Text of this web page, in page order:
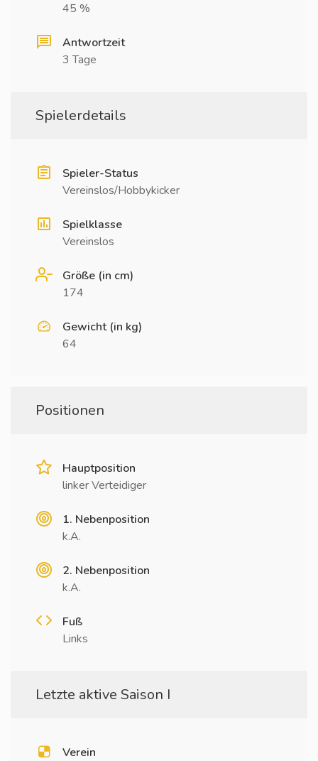
45 %
Antwortzeit
3 Tage
Spielerdetails
Spieler-Status
Vereinslos/Hobbykicker
Spielklasse
Vereinslos
Größe (in cm)
174
Gewicht (in kg)
64
Positionen
Hauptposition
linker Verteidiger
1. Nebenposition
k.A.
2. Nebenposition
k.A.
Fuß
Links
Letzte aktive Saison I
Verein